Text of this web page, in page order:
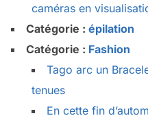
caméras en
Catégorie : épilation
Catégorie : Fashion
Tago arc un
tenues
En cette fin